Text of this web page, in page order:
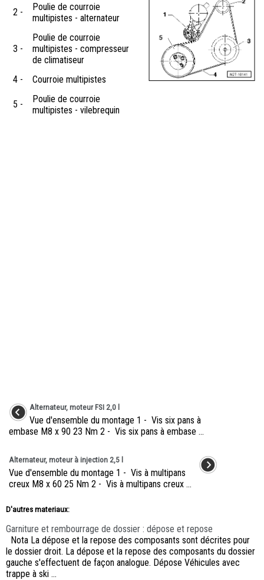
2 -
Poulie de courroie
multipistes - alternateur
3 -
Poulie de courroie
multipistes - compresseur
de climatiseur
4 -
Courroie multipistes
5 -
Poulie de courroie
multipistes - vilebrequin
Alternateur, moteur FSI 2,0 l
Vue d'ensemble du montage 1 - Vis six pans à
embase M8 x 90 23 Nm 2 - Vis six pans à embase ...
Alternateur, moteur à injection 2,5 l
Vue d'ensemble du montage 1 - Vis à multipans
creux M8 x 60 25 Nm 2 - Vis à multipans creux ...
D'autres materiaux:
Garniture et rembourrage de dossier : dépose et repose
Nota La dépose et la repose des composants sont décrites pour
le dossier droit. La dépose et la repose des composants du dossier
gauche s'effectuent de façon analogue. Dépose Véhicules avec
trappe à ski ...